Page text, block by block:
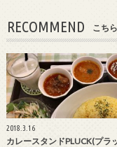
RECOMMEND こち
2018.3.16
カレースタンドPLUCK(プ